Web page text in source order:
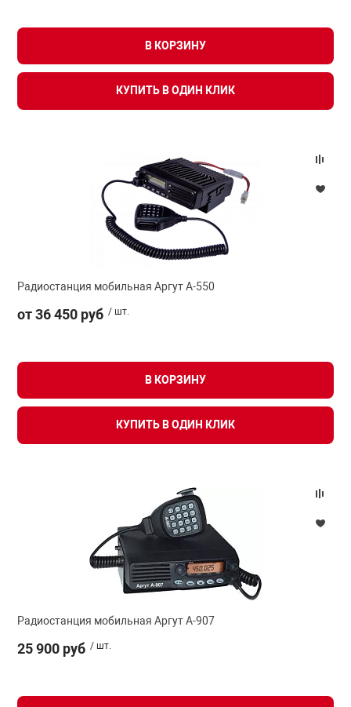
В КОРЗИНУ
КУПИТЬ В ОДИН КЛИК
Радиостанция мобильная Аргут А-550
от 36 450 руб / шт.
В КОРЗИНУ
КУПИТЬ В ОДИН КЛИК
Радиостанция мобильная Аргут А-907
25 900 руб / шт.